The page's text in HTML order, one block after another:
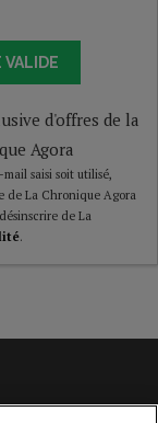
VALIDE
d'offres de la
Agora
saisi soit utilisé,
de La Chronique Agora
de La
.